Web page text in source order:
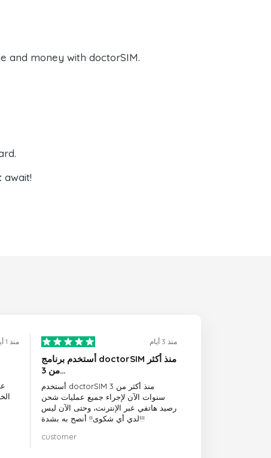
and money with doctorSIM.
await!
منذ 1 أيام منذ 3 أيام
أستخدم برنامج doctorSIM منذ أكثر
من 3…
أستخدم doctorSIM منذ أكثر من 3
سنوات الآن لإجراء جميع عمليات شحن
رصيد هاتفي عبر الإنترنت، وحتى الآن ليس
لدي أي شكوى!! أنصح به بشدة!!!
customer